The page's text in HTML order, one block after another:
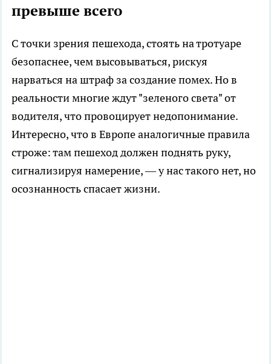
превыше всего
С точки зрения пешехода, стоять на тротуаре
безопаснее, чем высовываться, рискуя
нарваться на штраф за создание помех. Но в
реальности многие ждут "зеленого света" от
водителя, что провоцирует недопонимание.
Интересно, что в Европе аналогичные правила
строже: там пешеход должен поднять руку,
сигнализируя намерение, — у нас такого нет, но
осознанность спасает жизни.